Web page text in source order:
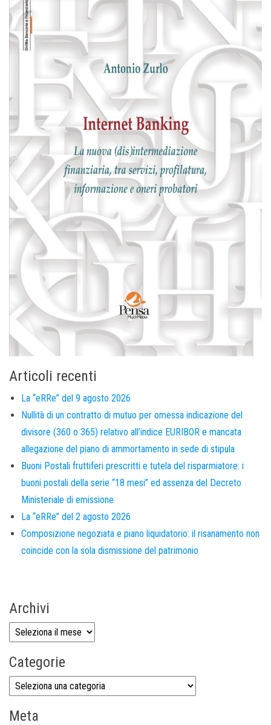
Articoli recenti
La “eRRe” del 9 agosto 2026
Nullità di un contratto di mutuo per omessa indicazione del
divisore (360 o 365) relativo all’indice EURIBOR e mancata
allegazione del piano di ammortamento in sede di stipula
Buoni Postali fruttiferi prescritti e tutela del risparmiatore: i
buoni postali della serie “18 mesi” ed assenza del Decreto
Ministeriale di emissione
La “eRRe” del 2 agosto 2026
Composizione negoziata e piano liquidatorio: il risanamento non
coincide con la sola dismissione del patrimonio
Archivi
Categorie
Meta